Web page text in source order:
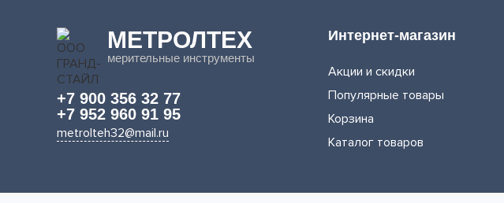
МЕТРОЛТЕХ
мерительные инструменты
+7 900 356 32 77
+7 952 960 91 95
metrolteh32@mail.ru
Интернет-магазин
Акции и скидки
Популярные товары
Корзина
Каталог товаров